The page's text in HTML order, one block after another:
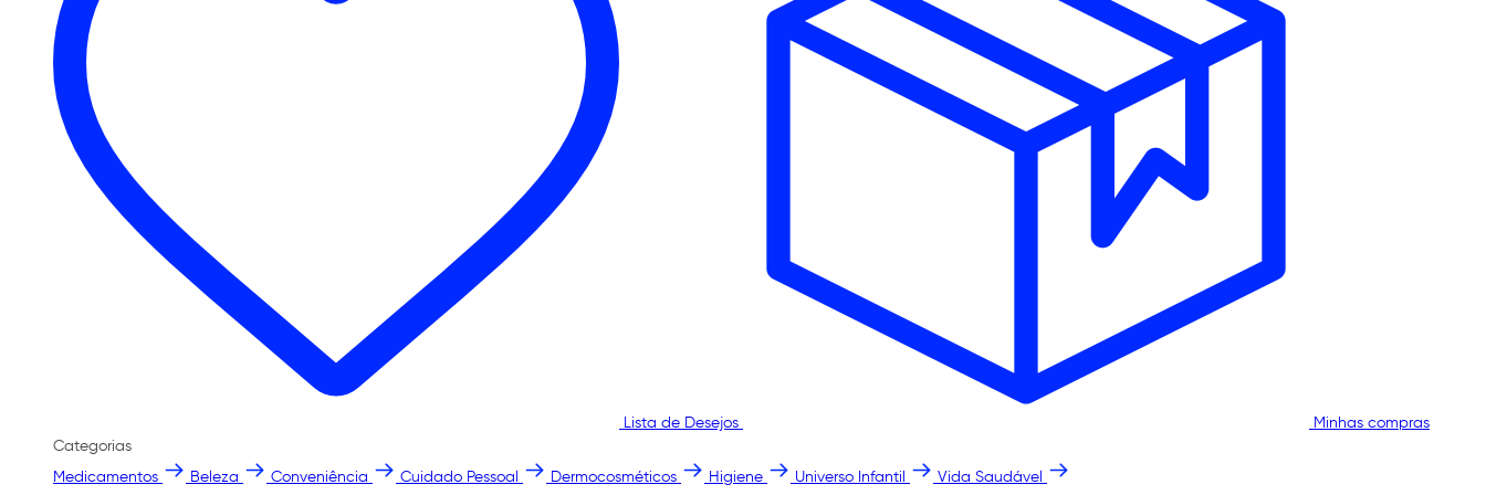
Lista de Desejos
Minhas compras
Categorias
Medicamentos
Beleza Conveniência Cuidado Pessoal Dermocosméticos Higiene Universo Infantil Vida Saudável